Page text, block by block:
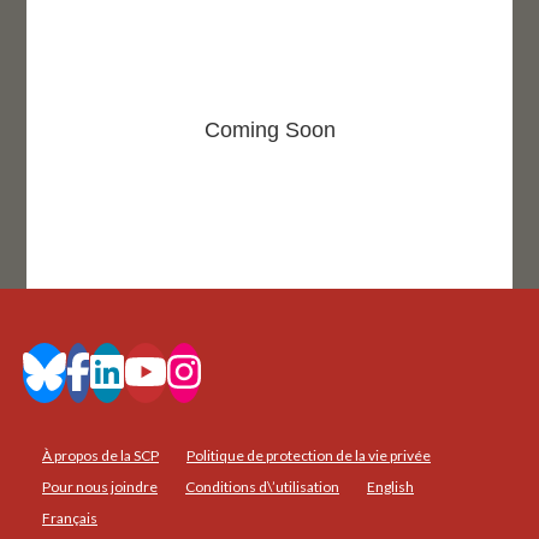
Coming Soon
À propos de la SCP
Politique de protection de la vie privée
Pour nous joindre
Conditions d\’utilisation
English
Français